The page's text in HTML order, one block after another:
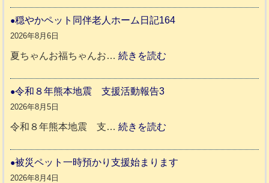
和
リ
ッ
穏やかペット同伴老人ホーム日記164
2026年8月6日
夏ちゃんお福ちゃんお…続きを読む
ト
令和８年熊本地震 支援活動報告3
2026年8月5日
令和８年熊本地震 支…続きを読む
和
被災ペット一時預かり支援始まります
2026年8月4日